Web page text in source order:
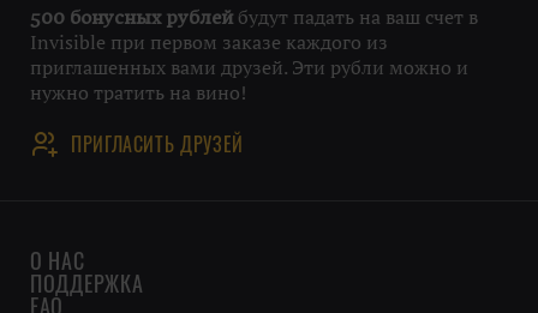
500 бонусных рублей будут падать на ваш счет в
Invisible при первом заказе каждого из
приглашенных вами друзей. Эти рубли можно и
нужно тратить на вино!
ПРИГЛАСИТЬ ДРУЗЕЙ
О НАС
ПОДДЕРЖКА
FAQ